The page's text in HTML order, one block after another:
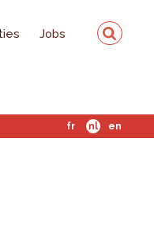
Jobs
fr nl en